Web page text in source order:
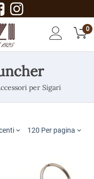
0
per Sigari
120 Per pagina